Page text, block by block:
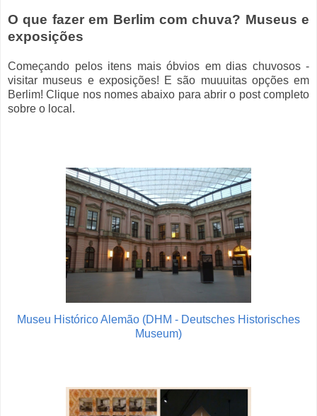
O que fazer em Berlim com chuva? Museus e
exposições
Começando pelos itens mais óbvios em dias chuvosos -
visitar museus e exposições! E são muuuitas opções em
Berlim! Clique nos nomes abaixo para abrir o post completo
sobre o local.
Museu Histórico Alemão (DHM - Deutsches Historisches
Museum)